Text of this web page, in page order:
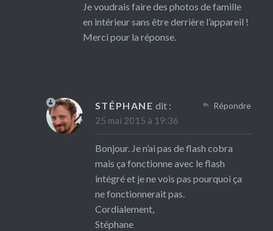
Je voudrais faire des photos de famille
en intérieur sans être derrière l’appareil !
Merci pour la réponse.
STÉPHANE dit :
25 mai 2015 à 19:36
Bonjour. Je n’ai pas de flash cobra
mais ça fonctionne avec le flash
intégré et je ne vois pas pourquoi ça
ne fonctionnerait pas.
Cordialement,
Stéphane
Répondre